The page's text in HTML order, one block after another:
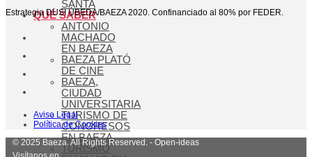
SANTA
QUÉ SABER
ANTONIO
MACHADO
EN BAEZA
BAEZA PLATÓ
DE CINE
BAEZA,
CIUDAD
UNIVERSITARIA
TURISMO DE
CONGRESOS
EN BAEZA
TURISMO
Estrategia DUSI ÚBEDA/BAEZA 2020. Confinanciado al 80% por FEDER.
Aviso Legal
Política de Cookies
© 2025 Baeza. All Rights Reserved. - Open-ideas
Visítanos en